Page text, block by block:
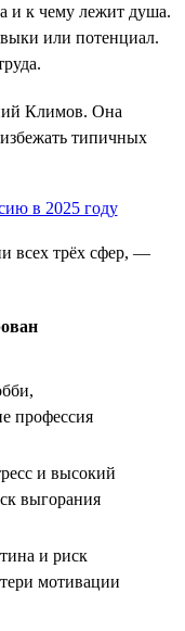
и к чему лежит душа.
или потенциал.
Климов. Она
типичных
всех трёх сфер, —
профессия
и высокий
выгорания
и риск
мотивации